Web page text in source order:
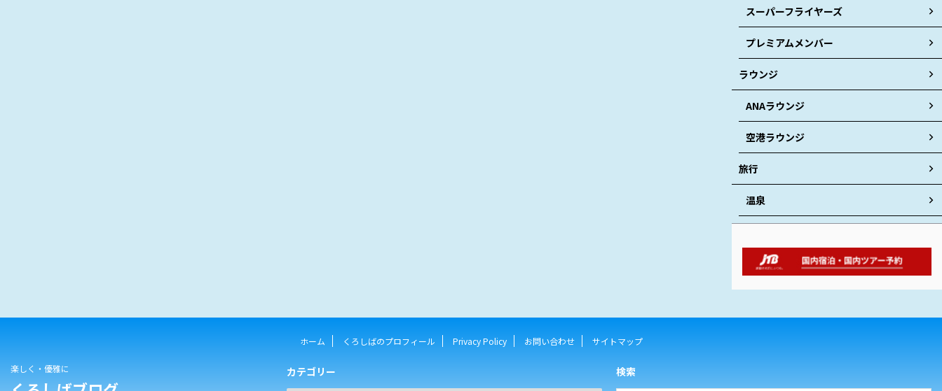
スーパーフライヤーズ
プレミアムメンバー
ラウンジ
ANAラウンジ
空港ラウンジ
旅行
温泉
ホーム くろしばのプロフィール Privacy Policy お問い合わせ サイトマップ
カテゴリー 検索
楽しく・優雅に